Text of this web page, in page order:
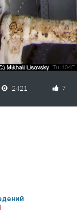
2421 7